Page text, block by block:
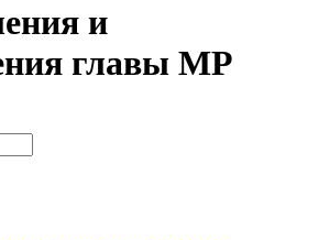
и
главы МР